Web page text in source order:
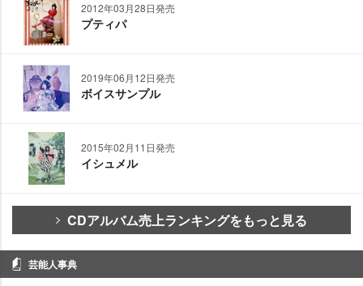
2012年03月28日発売
プティパ
2019年06月12日発売
ボイスサンプル
2015年02月11日発売
イシュメル
CDアルバム売上ランキングをもっと見る
芸能人事典